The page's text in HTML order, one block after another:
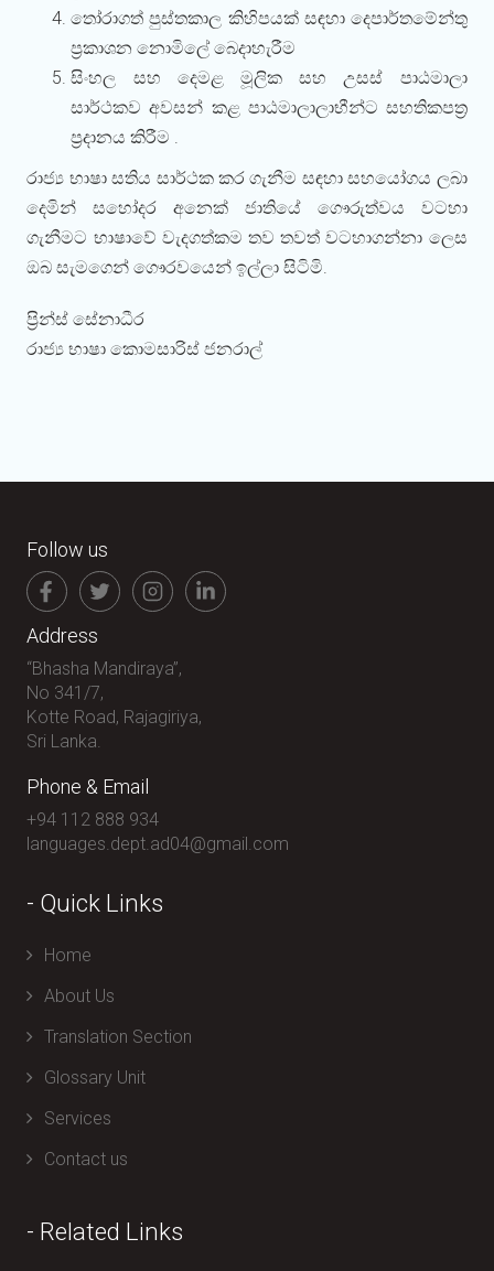
තෝරාගත් පුස්තකාල කිහිපයක් සඳහා දෙපාර්තමේන්තු
ප්‍රකාශන නොමිලේ බෙදාහැරීම
සිංහල සහ දෙමළ මූලික සහ උසස් පාඨමාලා
සාර්ථකව අවසන් කළ පාඨමාලාලාභීන්ට සහතිකපත්‍ර
ප්‍රදානය කිරීම .
රාජ්‍ය භාෂා සතිය සාර්ථක කර ගැනීම සඳහා සහයෝගය ලබා
දෙමින් සහෝදර අනෙක් ජාතියේ ගෞරුත්වය වටහා
ගැනීමට භාෂාවේ වැදගත්කම තව තවත් වටහාගන්නා ලෙස
ඔබ සැමගෙන් ගෞරවයෙන් ඉල්ලා සිටිමි.
ප්‍රින්ස් සේනාධීර
රාජ්‍ය භාෂා කොමසාරිස් ජනරාල්
Follow us
Address
“Bhasha Mandiraya”,
No 341/7,
Kotte Road, Rajagiriya,
Sri Lanka.
Phone & Email
+94 112 888 934
languages.dept.ad04@gmail.com
- Quick Links
Home
About Us
Translation Section
Glossary Unit
Services
Contact us
- Related Links